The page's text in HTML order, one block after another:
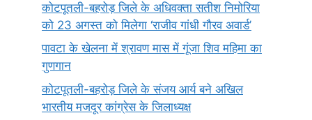
कोटपूतली-बहरोड़ जिले के अधिवक्ता सतीश निमोरिया
को 23 अगस्त को मिलेगा ‘राजीव गांधी गौरव अवार्ड’
पावटा के खेलना में श्रावण मास में गूंजा शिव महिमा का
गुणगान
कोटपूतली-बहरोड़ जिले के संजय आर्य बने अखिल
भारतीय मजदूर कांग्रेस के जिलाध्यक्ष